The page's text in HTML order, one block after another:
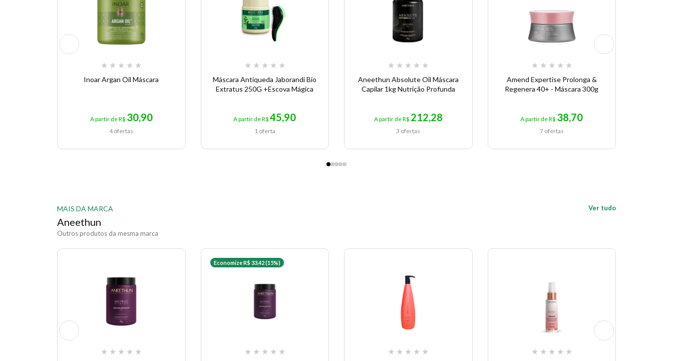
★ ★ ★ ★ ★
Inoar Argan Oil Máscara
A partir de R$ 30,90
4 ofertas
★ ★ ★ ★ ★
Máscara Antiqueda Jaborandi Bio
Extratus 250G +Escova Mágica
A partir de R$45,90
1 oferta
★ ★ ★ ★ ★
Aneethun Absolute Oil Máscara
Capilar 1kg Nutrição Profunda
A partir de R$ 212,28
3 ofertas
★ ★ ★ ★ ★
Amend Expertise Prolonga &
Regenera 40+ - Máscara 300g
A partir de R$ 38,70
7 ofertas
MAIS DA MARCA
Aneethun
Outros produtos da mesma marca
Ver tudo
★ ★ ★ ★ ★
Economize R$ 33,42 (15%)
★ ★ ★ ★ ★ ★ ★ ★ ★ ★ ★ ★ ★ ★ ★